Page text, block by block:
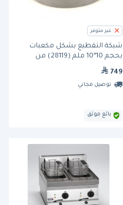
غير متوفر
شبكة التقطيع بشكل مكعبات
بحجم 10*10 ملم (28119) من
روبوكوب
749
توصيل مجاني
بائع موثق